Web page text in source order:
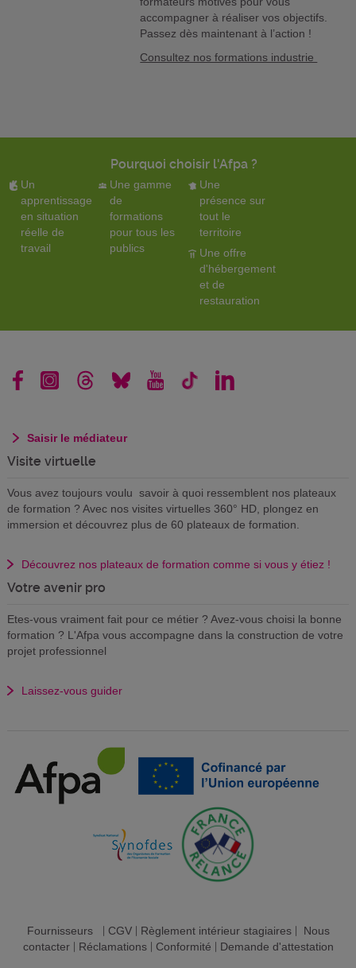
accompagner à réaliser vos objectifs.
Passez dès maintenant à l’action !
Consultez nos formations industrie
Pourquoi choisir l'Afpa ?
Un
apprentissage
en situation
réelle de
travail
Une gamme
de
formations
pour tous les
publics
Une
présence sur
tout le
territoire
Une offre
d'hébergement
et de
restauration
Saisir le médiateur
Visite virtuelle
Vous avez toujours voulu savoir à quoi ressemblent nos plateaux
de formation ? Avec nos visites virtuelles 360° HD, plongez en
immersion et découvrez plus de 60 plateaux de formation.
Découvrez nos plateaux de formation comme si vous y étiez !
Votre avenir pro
Etes-vous vraiment fait pour ce métier ? Avez-vous choisi la bonne
formation ? L'Afpa vous accompagne dans la construction de votre
projet professionnel
Laissez-vous guider
Fournisseurs| CGV| Règlement intérieur stagiaires| Nous
contacter| Réclamations| Conformité Demande d'attestation